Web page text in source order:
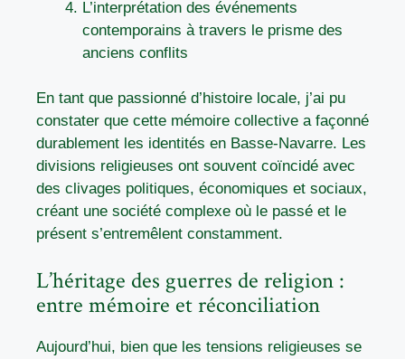
L’interprétation des événements
contemporains à travers le prisme des
anciens conflits
En tant que passionné d’histoire locale, j’ai pu
constater que cette mémoire collective a façonné
durablement les identités en Basse-Navarre. Les
divisions religieuses ont souvent coïncidé avec
des clivages politiques, économiques et sociaux,
créant une société complexe où le passé et le
présent s’entremêlent constamment.
L’héritage des guerres de religion :
entre mémoire et réconciliation
Aujourd’hui, bien que les tensions religieuses se